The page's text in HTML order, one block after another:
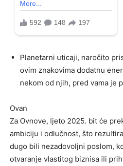
Planetarni uticaji, naročito
ovim znakovima dodatnu
nekom od njih, pred vama je
Ovan
Za Ovnove, ljeto 2025. bit će
ambiciju i odlučnost, što
dugo bili nezadovoljni poslom,
otvaranje vlastitog biznisa ili